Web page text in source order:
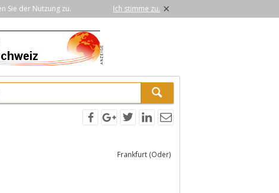
Sie der Nutzung zu. Ich stimme zu. ×
Frankfurt (Oder)